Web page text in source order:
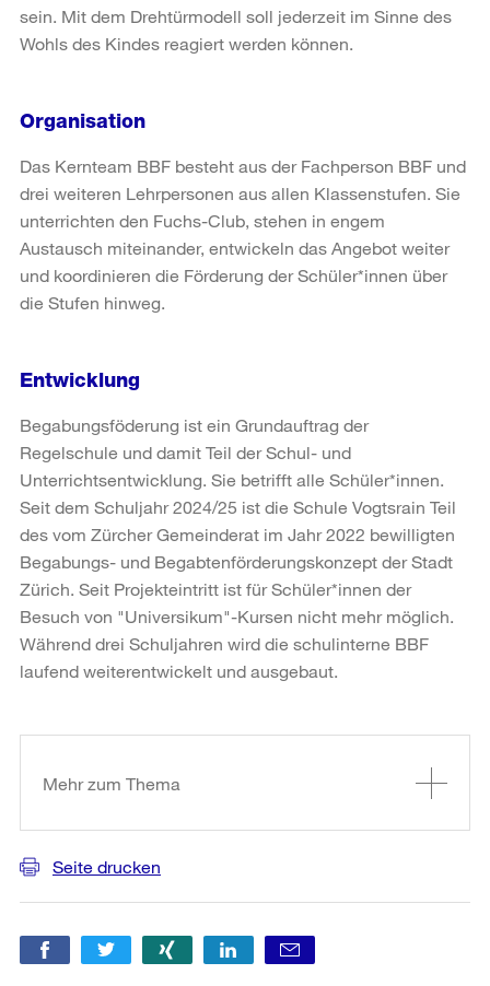
sein. Mit dem Drehtürmodell soll jederzeit im Sinne des
Wohls des Kindes reagiert werden können.
Organisation
Das Kernteam BBF besteht aus der Fachperson BBF und
drei weiteren Lehrpersonen aus allen Klassenstufen. Sie
unterrichten den Fuchs-Club, stehen in engem
Austausch miteinander, entwickeln das Angebot weiter
und koordinieren die Förderung der Schüler*innen über
die Stufen hinweg.
Entwicklung
Begabungsföderung ist ein Grundauftrag der
Regelschule und damit Teil der Schul- und
Unterrichtsentwicklung. Sie betrifft alle Schüler*innen.
Seit dem Schuljahr 2024/25 ist die Schule Vogtsrain Teil
des vom Zürcher Gemeinderat im Jahr 2022 bewilligten
Begabungs- und Begabtenförderungskonzept der Stadt
Zürich. Seit Projekteintritt ist für Schüler*innen der
Besuch von "Universikum"-Kursen nicht mehr möglich.
Während drei Schuljahren wird die schulinterne BBF
laufend weiterentwickelt und ausgebaut.
Mehr zum Thema
Seite drucken